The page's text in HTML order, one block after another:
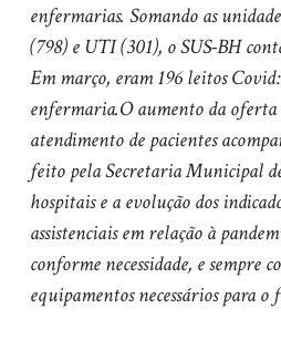
enfermarias. Somando as
(798) e UTI (301), o SUS-BH
Em março, eram 196 leitos
enfermaria.O aumento da oferta
atendimento de pacientes
feito pela Secretaria Municipal
hospitais e a evolução dos
assistenciais em relação à
conforme necessidade, e sempre
equipamentos necessários para